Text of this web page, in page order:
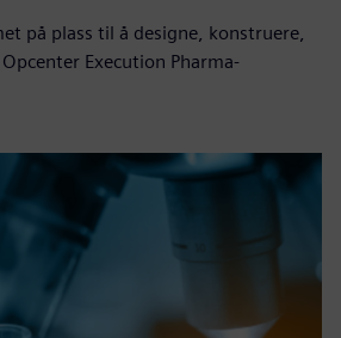
på plass til å designe, konstruere,
Execution Pharma-